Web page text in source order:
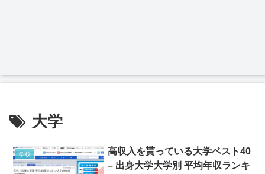
大学
学校
高収入を貰っている大学ベスト40
– 出身大学大学別 平均年収ランキ